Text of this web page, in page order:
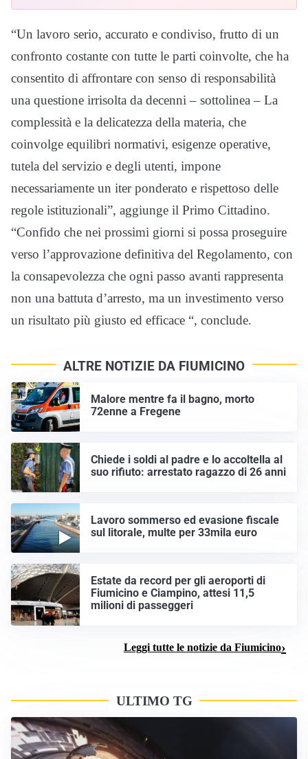
“Un lavoro serio, accurato e condiviso, frutto di un
confronto costante con tutte le parti coinvolte, che ha
consentito di affrontare con senso di responsabilità
una questione irrisolta da decenni – sottolinea – La
complessità e la delicatezza della materia, che
coinvolge equilibri normativi, esigenze operative,
tutela del servizio e degli utenti, impone
necessariamente un iter ponderato e rispettoso delle
regole istituzionali”, aggiunge il Primo Cittadino.
“Confido che nei prossimi giorni si possa proseguire
verso l’approvazione definitiva del Regolamento, con
la consapevolezza che ogni passo avanti rappresenta
non una battuta d’arresto, ma un investimento verso
un risultato più giusto ed efficace “, conclude.
ALTRE NOTIZIE DA FIUMICINO
Malore mentre fa il bagno, morto
72enne a Fregene
Chiede i soldi al padre e lo accoltella al
suo rifiuto: arrestato ragazzo di 26 anni
Lavoro sommerso ed evasione fiscale
sul litorale, multe per 33mila euro
Estate da record per gli aeroporti di
Fiumicino e Ciampino, attesi 11,5
milioni di passeggeri
Leggi tutte le notizie da Fiumicino
ULTIMO TG